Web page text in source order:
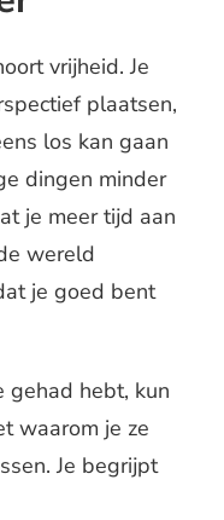
vrijheid. Je
plaatsen,
los kan gaan
dingen minder
je meer tijd aan
wereld
je goed bent
gehad hebt, kun
waarom je ze
Je begrijpt